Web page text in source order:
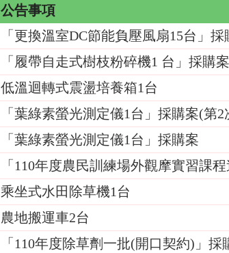
公告事項
「更換溫室DC節能負壓風扇15台」採
「履帶自走式樹枝粉碎機1 台」採購案
低溫迴轉式震盪培養箱1台
「葉綠素螢光測定儀1台」採購案(第2
「葉綠素螢光測定儀1台」採購案
「110年度農民訓練場外觀摩實習課
乘坐式水田除草機1台
農地搬運車2台
「110年度除草劑一批(開口契約)」採